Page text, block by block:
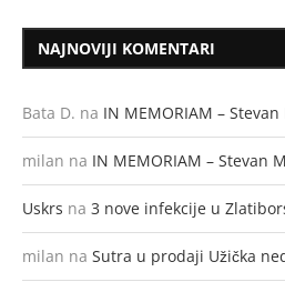
NAJNOVIJI KOMENTARI
Bata D. na IN MEMORIAM –
milan na IN MEMORIAM – Stevan
Uskrs na 3 nove infekcije u
milan na Sutra u prodaji Užička